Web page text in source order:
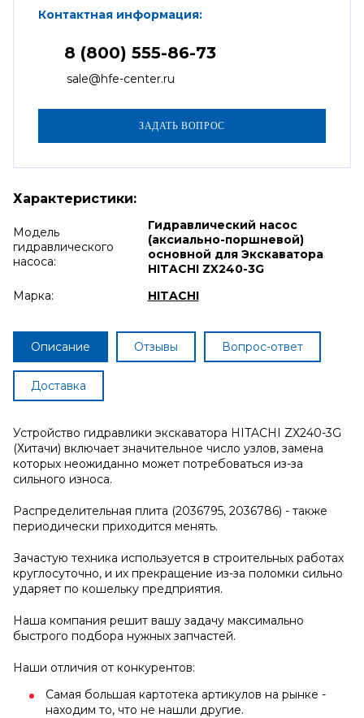
Контактная информация:
8 (800) 555-86-73
sale@hfe-center.ru
Характеристики:
Модель
гидравлического
насоса:
Гидравлический насос
(аксиально-поршневой)
основной для Экскаватора
HITACHI ZX240-3G
Марка:
HITACHI
Описание Отзывы Вопрос-ответ
Доставка
Устройство гидравлики экскаватора HITACHI ZX240-3G
(Хитачи) включает значительное число узлов, замена
которых неожиданно может потребоваться из-за
сильного износа.
Распределительная плита (2036795, 2036786) - также
периодически приходится менять.
Зачастую техника используется в строительных работах
круглосуточно, и их прекращение из-за поломки сильно
ударяет по кошельку предприятия.
Наша компания решит вашу задачу максимально
быстрого подбора нужных запчастей.
Наши отличия от конкурентов:
Самая большая картотека артикулов на рынке -
находим то, что не нашли другие.